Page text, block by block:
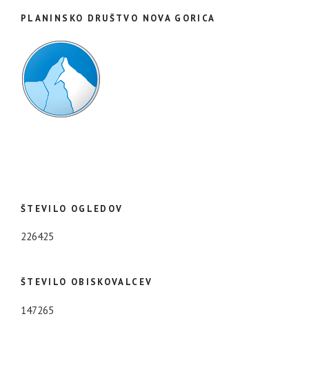
PLANINSKO DRUŠTVO NOVA GORICA
ŠTEVILO OGLEDOV
226425
ŠTEVILO OBISKOVALCEV
147265